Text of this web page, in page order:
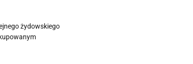
żydowskiego